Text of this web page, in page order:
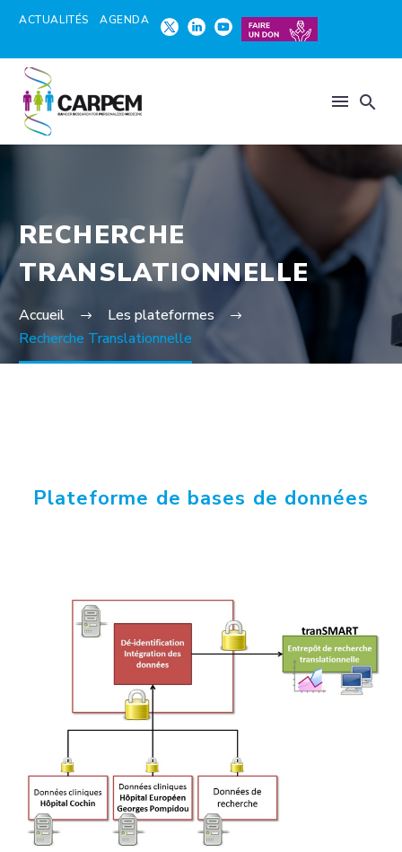
ACTUALITÉS AGENDA
RECHERCHE
TRANSLATIONNELLE
Accueil
Les plateformes
Recherche Translationnelle
Plateforme de bases de données